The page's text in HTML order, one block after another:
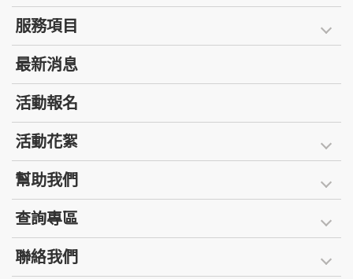
服務項目
最新消息
活動報名
活動花絮
幫助我們
查詢專區
聯絡我們